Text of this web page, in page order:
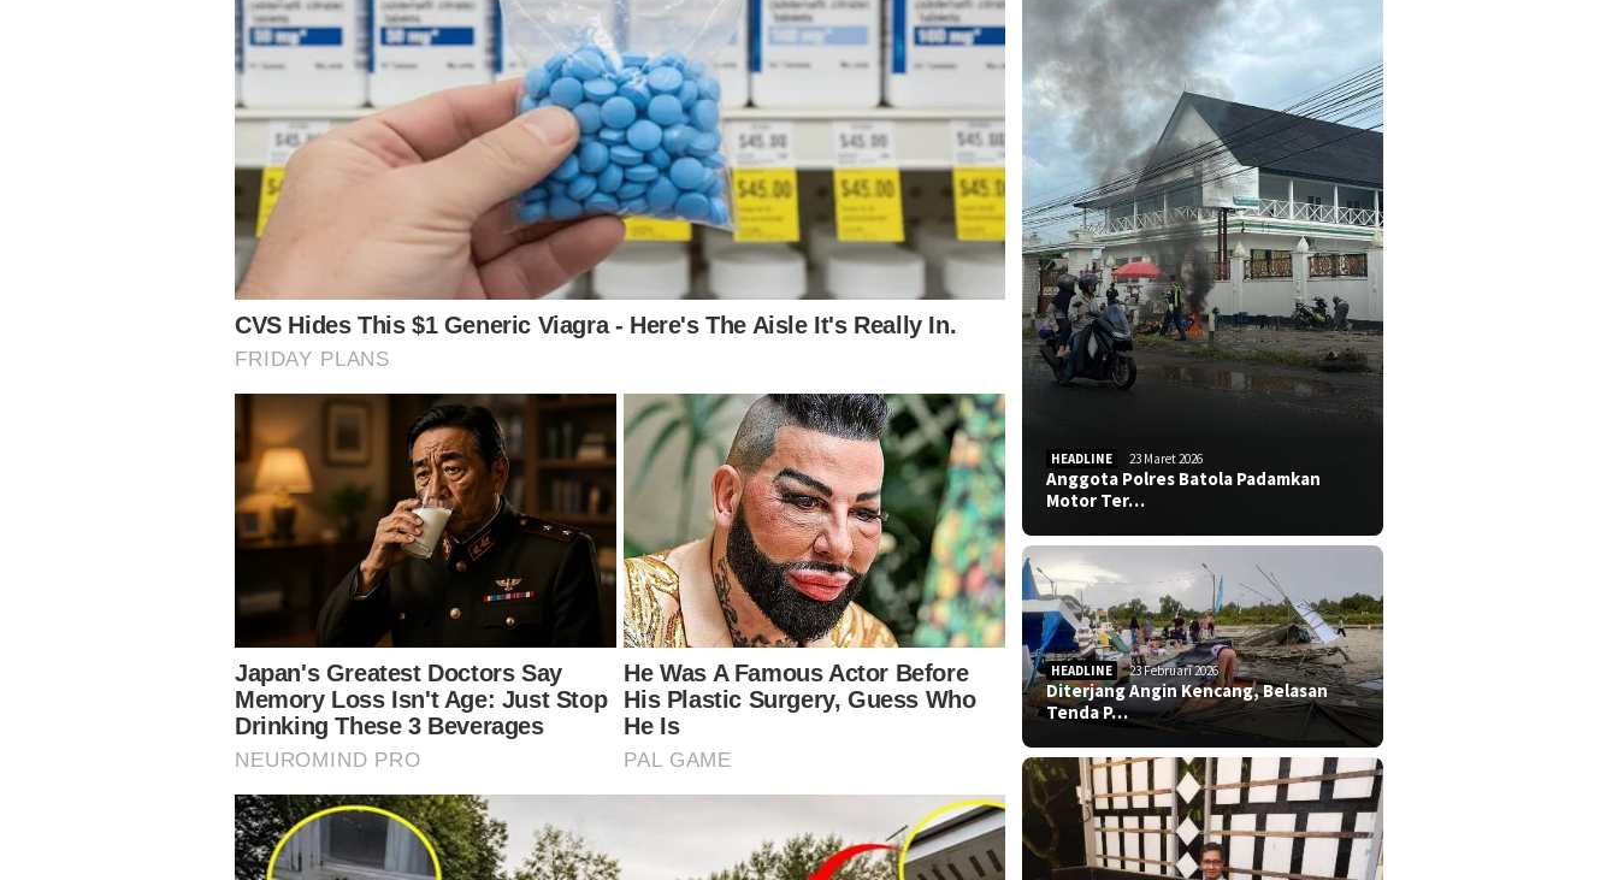
HEADLINE 23 Maret 2026
Anggota Polres Batola Padamkan
Motor Ter…
HEADLINE 23 Februari 2026
Diterjang Angin Kencang, Belasan
Tenda P…